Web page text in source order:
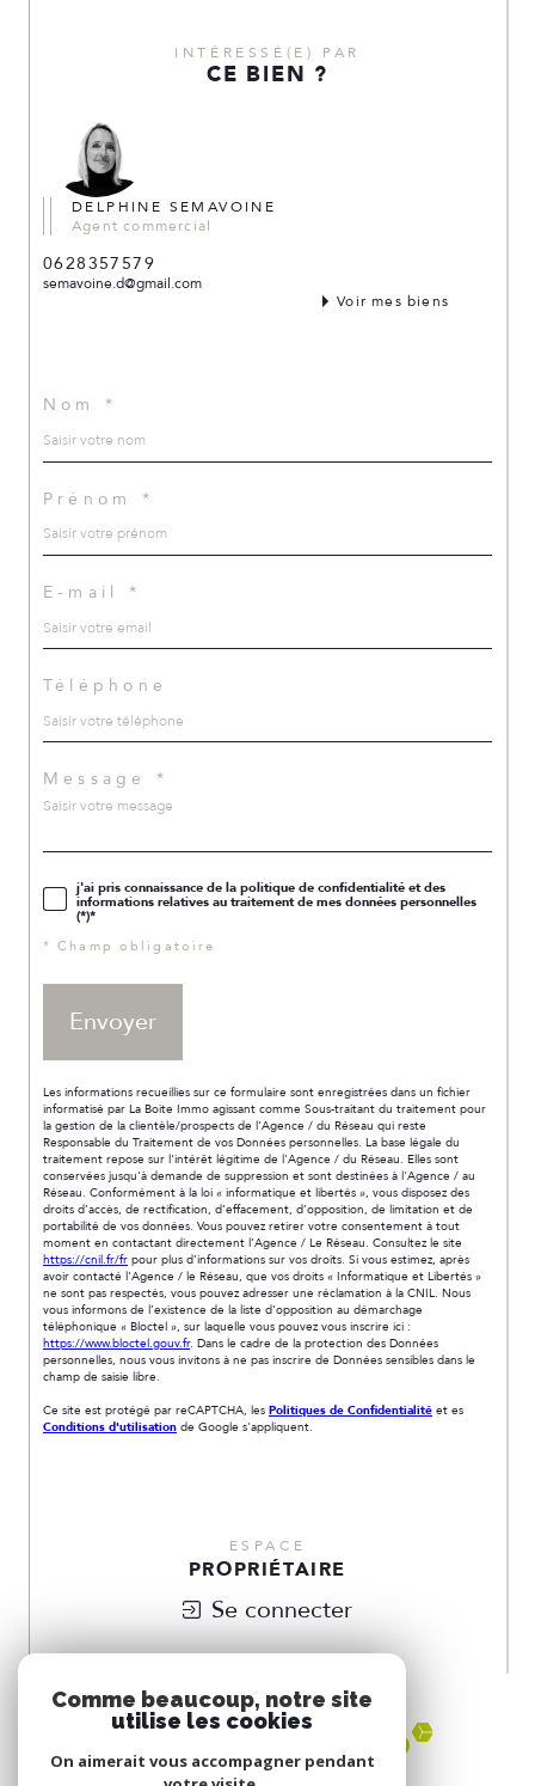
INTÉRESSÉ(E) PAR
CE BIEN ?
DELPHINE SEMAVOINE
Agent commercial
0628357579
semavoine.d@gmail.com
Voir mes biens
Nom *
Prénom *
E-mail *
Téléphone
Message *
j'ai pris connaissance de la politique de confidentialité et des
informations relatives au traitement de mes données personnelles
(*)*
* Champ obligatoire
Envoyer
Les informations recueillies sur ce formulaire sont enregistrées dans un fichier
informatisé par La Boite Immo agissant comme Sous-traitant du traitement pour
la gestion de la clientèle/prospects de l'Agence / du Réseau qui reste
Responsable du Traitement de vos Données personnelles. La base légale du
traitement repose sur l'intérêt légitime de l'Agence / du Réseau. Elles sont
conservées jusqu'à demande de suppression et sont destinées à l'Agence / au
Réseau. Conformément à la loi « informatique et libertés », vous disposez des
droits d’accès, de rectification, d’effacement, d’opposition, de limitation et de
portabilité de vos données. Vous pouvez retirer votre consentement à tout
moment en contactant directement l’Agence / Le Réseau. Consultez le site
https://cnil.fr/fr pour plus d’informations sur vos droits. Si vous estimez, après
avoir contacté l'Agence / le Réseau, que vos droits « Informatique et Libertés »
ne sont pas respectés, vous pouvez adresser une réclamation à la CNIL. Nous
vous informons de l’existence de la liste d'opposition au démarchage
téléphonique « Bloctel », sur laquelle vous pouvez vous inscrire ici :
https://www.bloctel.gouv.fr. Dans le cadre de la protection des Données
personnelles, nous vous invitons à ne pas inscrire de Données sensibles dans le
champ de saisie libre.
Ce site est protégé par reCAPTCHA, les Politiques de Confidentialité et es
Conditions d'utilisation de Google s'appliquent.
ESPACE
PROPRIÉTAIRE
Se connecter
ADHÉRONS
Comme beaucoup, notre site
utilise les cookies
On aimerait vous accompagner pendant